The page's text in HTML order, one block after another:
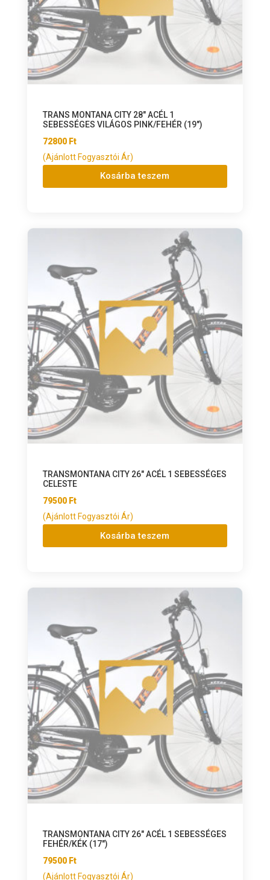
TRANS MONTANA CITY 28″ ACÉL 1
SEBESSÉGES VILÁGOS PINK/FEHÉR (19″)
72800 Ft
(Ajánlott Fogyasztói Ár)
Kosárba teszem
TRANSMONTANA CITY 26″ ACÉL 1 SEBESSÉGES
CELESTE
79500 Ft
(Ajánlott Fogyasztói Ár)
Kosárba teszem
TRANSMONTANA CITY 26″ ACÉL 1 SEBESSÉGES
FEHÉR/KÉK (17″)
79500 Ft
(Ajánlott Fogyasztói Ár)